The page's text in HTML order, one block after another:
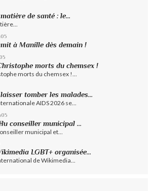
de santé : le...
à Manille dès demain !
morts du chemsex !
morts du chemsex !...
tomber les malades...
AIDS 2026 se...
conseiller municipal ...
municipal et...
LGBT+ organisée...
de Wikimedia...